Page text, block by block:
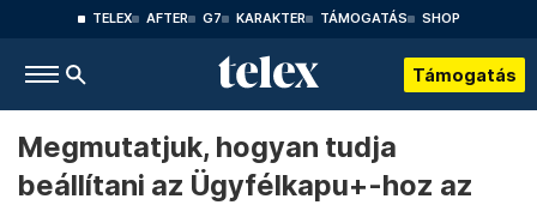
TELEX AFTER G7 KARAKTER TÁMOGATÁS SHOP
Támogatás
Megmutatjuk, hogyan tudja
beállítani az Ügyfélkapu+-hoz az